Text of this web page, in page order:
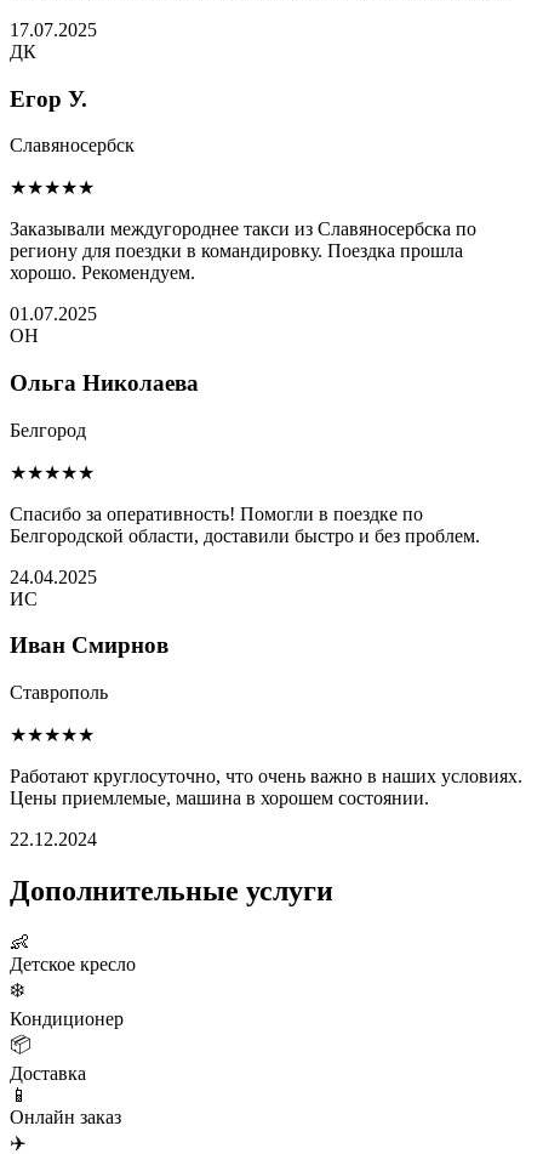
17.07.2025
ДК
Егор У.
Славяносербск
★★★★★
Заказывали междугороднее такси из Славяносербска по
региону для поездки в командировку. Поездка прошла
хорошо. Рекомендуем.
01.07.2025
ОН
Ольга Николаева
Белгород
★★★★★
Спасибо за оперативность! Помогли в поездке по
Белгородской области, доставили быстро и без проблем.
24.04.2025
ИС
Иван Смирнов
Ставрополь
★★★★★
Работают круглосуточно, что очень важно в наших условиях.
Цены приемлемые, машина в хорошем состоянии.
22.12.2024
Дополнительные услуги
👶
Детское кресло
❄️
Кондиционер
📦
Доставка
📱
Онлайн заказ
✈️